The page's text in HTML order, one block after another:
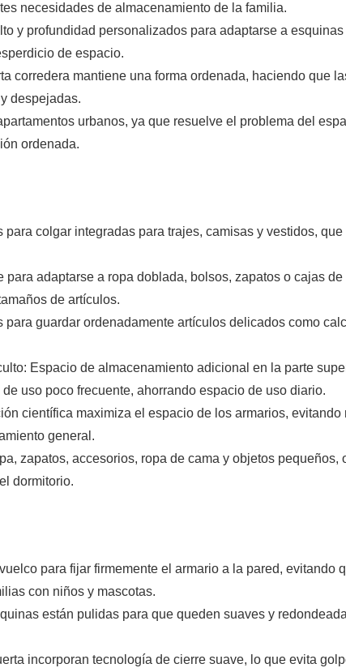
necesidades de almacenamiento de la familia.
y profundidad personalizados para adaptarse a
de espacio.
corredera mantiene una forma ordenada, haciendo que
despejadas.
urbanos, ya que resuelve el problema del
ordenada.
colgar integradas para trajes, camisas y vestidos,
adaptarse a ropa doblada, bolsos, zapatos o cajas de
de artículos.
guardar ordenadamente artículos delicados como
Espacio de almacenamiento adicional en la parte
uso poco frecuente, ahorrando espacio de uso diario.
científica maximiza el espacio de los armarios, evitando
general.
zapatos, accesorios, ropa de cama y objetos pequeños,
dormitorio.
para fijar firmemente el armario a la pared, evitando
con niños y mascotas.
están pulidas para que queden suaves y
incorporan tecnología de cierre suave, lo que evita